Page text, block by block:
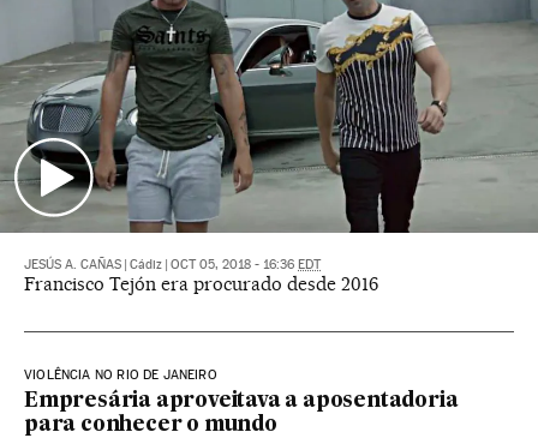
JESÚS A. CAÑAS Cádiz OCT 05, 2018 - 16:36 EDT
Francisco Tejón era procurado desde 2016
VIOLÊNCIA NO RIO DE JANEIRO
Empresária aproveitava a aposentadoria
para conhecer o mundo